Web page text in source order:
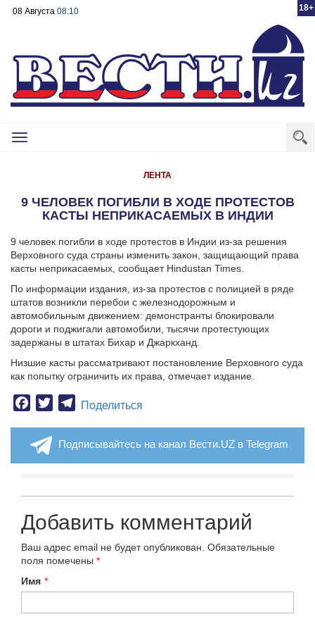
18+
08 Августа 08:10
Toggle
ЛЕНТА
9 ЧЕЛОВЕК ПОГИБЛИ В ХОДЕ ПРОТЕСТОВ
КАСТЫ НЕПРИКАСАЕМЫХ В ИНДИИ
9 человек погибли в ходе протестов в Индии из-за решения
Верховного суда страны изменить закон, защищающий права
касты неприкасаемых, сообщает Hindustan Times.
По информации издания, из-за протестов с полицией в ряде
штатов возникли перебои с железнодорожным и
автомобильным движением: демонстранты блокировали
дороги и поджигали автомобили, тысячи протестующих
задержаны в штатах Бихар и Джаркханд.
Низшие касты рассматривают постановление Верховного суда
как попытку ограничить их права, отмечает издание.
Facebook
TwitterTelegram
Поделиться
Подписывайтесь на канал Вести.UZ в Telegram
Добавить комментарий
Ваш адрес email не будет опубликован. Обязательные
поля помечены *
Имя *